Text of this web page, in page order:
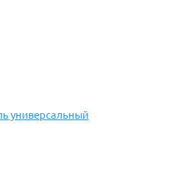
универсальный